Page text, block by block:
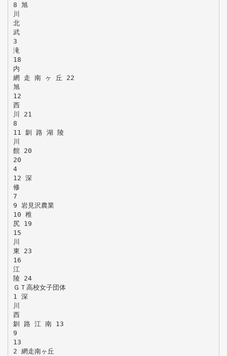
8 旭
川
北
武
3
滝
18
内
網 走 南 ヶ 丘 22
旭
12
西
川 21
8
11 釧 路 湖 陵
川
館 20
20
4
12 深
修
7
9 岩見沢農業
10 稚
尻 19
15
川
東 23
16
江
陵 24
ＧＴ高校女子団体
1 深
川
西
釧 路 江 南 13
9
13
2 網走南ヶ丘